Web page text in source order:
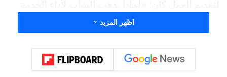
العسكرية ويقتطع سنوات من عمره؟»، وهو التساؤل
وقال عاشور إن الهدف من الفيلم لم يكن تقديم رسالة
اظهر المزيد